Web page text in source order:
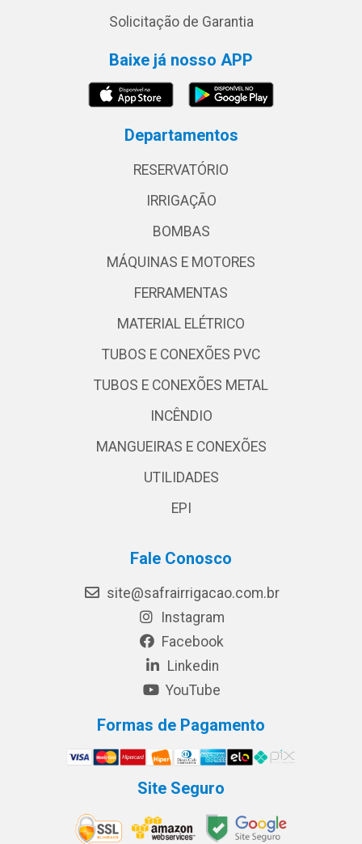
Solicitação de Garantia
Baixe já nosso APP
Departamentos
RESERVATÓRIO
IRRIGAÇÃO
BOMBAS
MÁQUINAS E MOTORES
FERRAMENTAS
MATERIAL ELÉTRICO
TUBOS E CONEXÕES PVC
TUBOS E CONEXÕES METAL
INCÊNDIO
MANGUEIRAS E CONEXÕES
UTILIDADES
EPI
Fale Conosco
site@safrairrigacao.com.br
Instagram
Facebook
Linkedin
YouTube
Formas de Pagamento
Site Seguro